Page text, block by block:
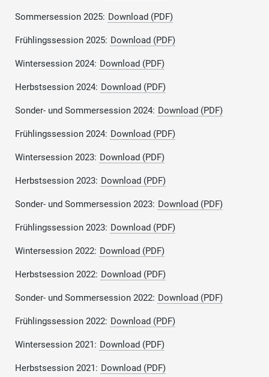
Sommersession 2025: Download (PDF)
Frühlingssession 2025: Download (PDF)
Wintersession 2024: Download (PDF)
Herbstsession 2024: Download (PDF)
Sonder- und Sommersession 2024: Download (PDF)
Frühlingssession 2024: Download (PDF)
Wintersession 2023: Download (PDF)
Herbstsession 2023: Download (PDF)
Sonder- und Sommersession 2023: Download (PDF)
Frühlingssession 2023: Download (PDF)
Wintersession 2022: Download (PDF)
Herbstsession 2022: Download (PDF)
Sonder- und Sommersession 2022: Download (PDF)
Frühlingssession 2022: Download (PDF)
Wintersession 2021: Download (PDF)
Herbstsession 2021: Download (PDF)